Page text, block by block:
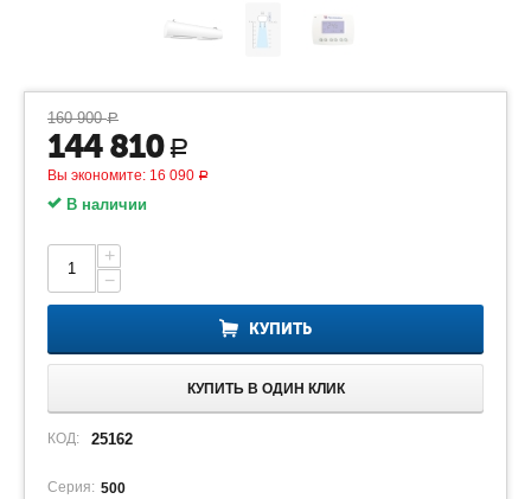
160 900 Р
144 810 Р
Вы экономите: 16 090 Р
В наличии
+
−
КУПИТЬ
КУПИТЬ В ОДИН КЛИК
КОД: 25162
Серия: 500